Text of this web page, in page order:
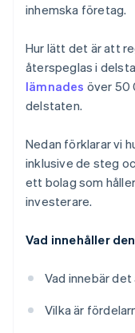
inhemska företag.
Hur lätt det är att
återspeglas i
lämnades över 50
delstaten.
Nedan förklarar vi
inklusive de steg
ett bolag som
investerare.
Vad innehåller
Vad innebär
Vilka är